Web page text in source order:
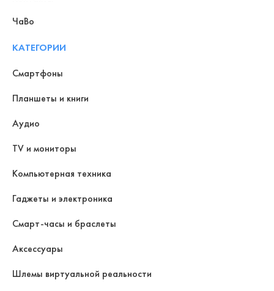
ЧаВо
КАТЕГОРИИ
Смартфоны
Планшеты и книги
Аудио
TV и мониторы
Компьютерная техника
Гаджеты и электроника
Смарт-часы и браслеты
Аксессуары
Шлемы виртуальной реальности